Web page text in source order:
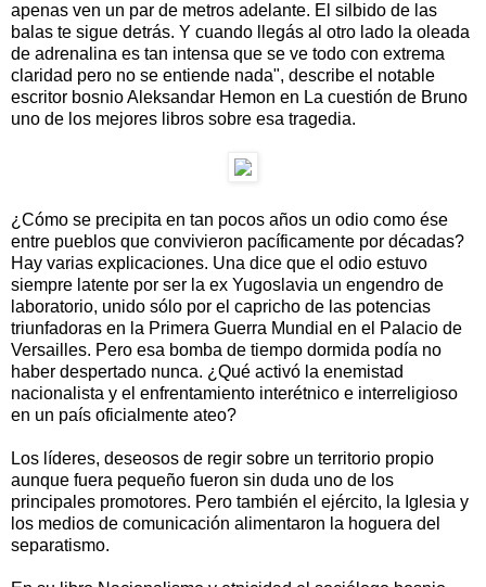
apenas ven un par de metros adelante. El silbido de las
balas te sigue detrás. Y cuando llegás al otro lado la oleada
de adrenalina es tan intensa que se ve todo con extrema
claridad pero no se entiende nada", describe el notable
escritor bosnio Aleksandar Hemon en La cuestión de Bruno
uno de los mejores libros sobre esa tragedia.
¿Cómo se precipita en tan pocos años un odio como ése
entre pueblos que convivieron pacíficamente por décadas?
Hay varias explicaciones. Una dice que el odio estuvo
siempre latente por ser la ex Yugoslavia un engendro de
laboratorio, unido sólo por el capricho de las potencias
triunfadoras en la Primera Guerra Mundial en el Palacio de
Versailles. Pero esa bomba de tiempo dormida podía no
haber despertado nunca. ¿Qué activó la enemistad
nacionalista y el enfrentamiento interétnico e interreligioso
en un país oficialmente ateo?
Los líderes, deseosos de regir sobre un territorio propio
aunque fuera pequeño fueron sin duda uno de los
principales promotores. Pero también el ejército, la Iglesia y
los medios de comunicación alimentaron la hoguera del
separatismo.